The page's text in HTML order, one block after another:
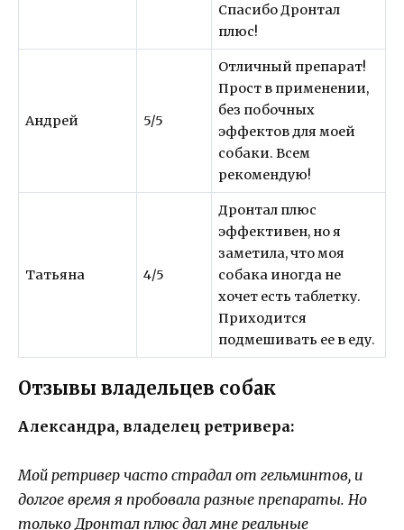
Спасибо Дронтал
плюс!
Андрей 5/5
Отличный препарат!
Прост в применении,
без побочных
эффектов для моей
собаки. Всем
рекомендую!
Татьяна 4/5
Дронтал плюс
эффективен, но я
заметила, что моя
собака иногда не
хочет есть таблетку.
Приходится
подмешивать ее в еду.
Отзывы владельцев собак
Александра, владелец ретривера:
Мой ретривер часто страдал от гельминтов, и
долгое время я пробовала разные препараты. Но
только Дронтал плюс дал мне реальные